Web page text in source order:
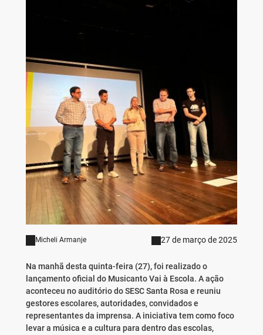
Micheli Armanje 27 de março de 2025
Na manhã desta quinta-feira (27), foi realizado o
lançamento oficial do Musicanto Vai à Escola. A ação
aconteceu no auditório do SESC Santa Rosa e reuniu
gestores escolares, autoridades, convidados e
representantes da imprensa. A iniciativa tem como foco
levar a música e a cultura para dentro das escolas,